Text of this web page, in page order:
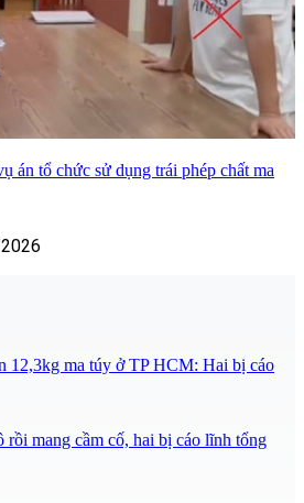
án tổ chức sử dụng trái phép chất ma
12,3kg ma túy ở TP HCM: Hai bị cáo
rồi mang cầm cố, hai bị cáo lĩnh tổng